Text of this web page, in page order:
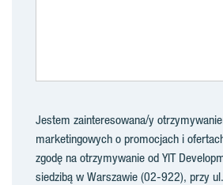
Jestem zainteresowana/y
marketingowych o promocjach i
zgodę na otrzymywanie od YIT
siedzibą w Warszawie (02-922), przy